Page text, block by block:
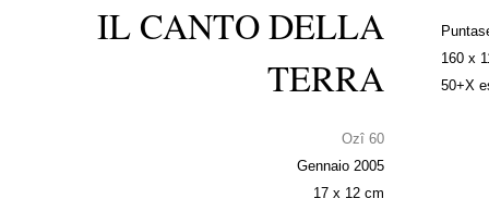
IL CANTO DELLA
TERRA
Ozî 60
Gennaio 2005
17 x 12 cm
160 x
50+X